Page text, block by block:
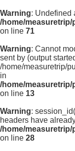
Warning: Undefined
/home/
on line 71
Warning: Cannot
sent by (output
/home/measuretrip/
in
/home/
on line 13
Warning:
headers have
/home/
on line 28